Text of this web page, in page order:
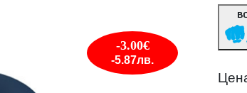
-3.00€
-5.87лв.